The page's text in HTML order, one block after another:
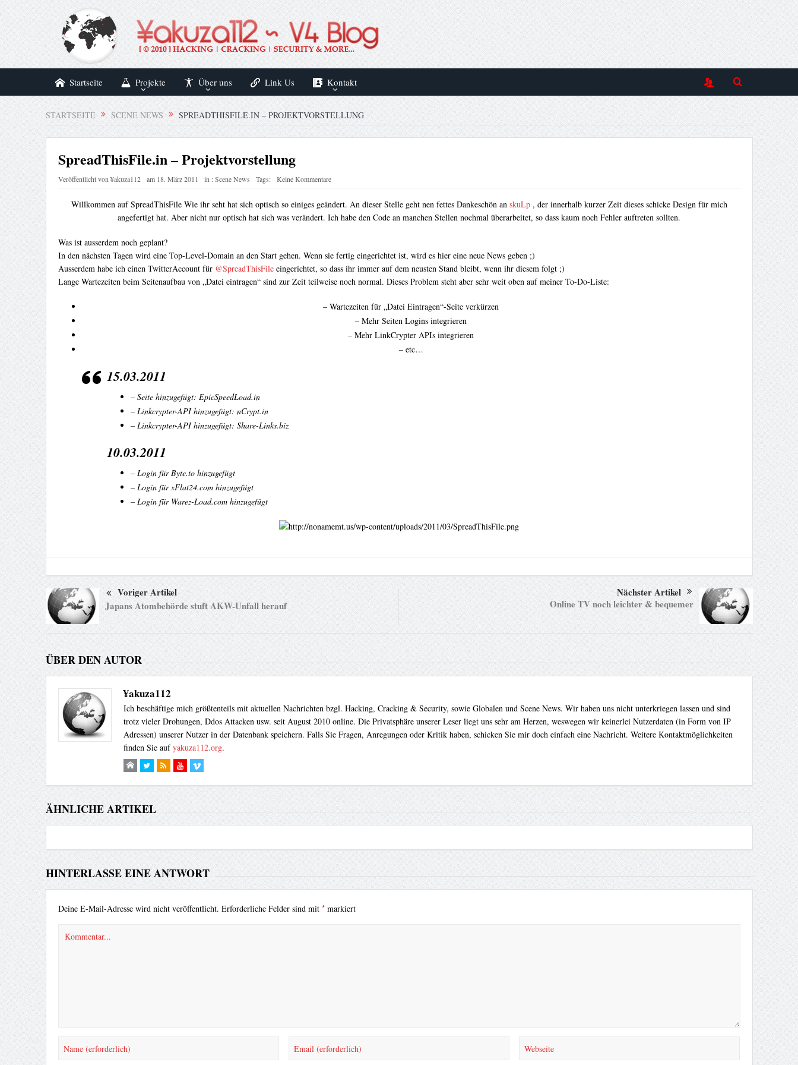
Startseite Projekte Über uns Link Us Kontakt
STARTSEITE SCENE NEWS SPREADTHISFILE.IN – PROJEKTVORSTELLUNG
SpreadThisFile.in – Projektvorstellung
Veröffentlicht von¥akuza112 am 18. März 2011 in :Scene News Tags: Keine Kommentare
Willkommen auf SpreadThisFile Wie ihr seht hat sich optisch so einiges geändert. An dieser Stelle geht nen fettes Dankeschön an skuLp , der innerhalb kurzer Zeit dieses schicke Design für mich
angefertigt hat. Aber nicht nur optisch hat sich was verändert. Ich habe den Code an manchen Stellen nochmal überarbeitet, so dass kaum noch Fehler auftreten sollten.
Was ist ausserdem noch geplant?
In den nächsten Tagen wird eine Top-Level-Domain an den Start gehen. Wenn sie fertig eingerichtet ist, wird es hier eine neue News geben ;)
Ausserdem habe ich einen TwitterAccount für @SpreadThisFileeingerichtet, so dass ihr immer auf dem neusten Stand bleibt, wenn ihr diesem folgt ;)
Lange Wartezeiten beim Seitenaufbau von „Datei eintragen“ sind zur Zeit teilweise noch normal. Dieses Problem steht aber sehr weit oben auf meiner To-Do-Liste:
– Wartezeiten für „Datei Eintragen“-Seite verkürzen
– Mehr Seiten Logins integrieren
– Mehr LinkCrypter APIs integrieren
– etc…
15.03.2011
– Seite hinzugefügt: EpicSpeedLoad.in
– Linkcrypter-API hinzugefügt: nCrypt.in
– Linkcrypter-API hinzugefügt: Share-Links.biz
10.03.2011
– Login für Byte.to hinzugefügt
– Login für xFlat24.com hinzugefügt
– Login für Warez-Load.com hinzugefügt
Voriger Artikel
Japans Atombehörde stuft AKW-Unfall herauf
Nächster Artikel
Online TV noch leichter & bequemer
ÜBER DEN AUTOR
¥akuza112
Ich beschäftige mich größtenteils mit aktuellen Nachrichten bzgl. Hacking, Cracking & Security, sowie Globalen und Scene News. Wir haben uns nicht unterkriegen lassen und sind
trotz vieler Drohungen, Ddos Attacken usw. seit August 2010 online. Die Privatsphäre unserer Leser liegt uns sehr am Herzen, weswegen wir keinerlei Nutzerdaten (in Form von IP
Adressen) unserer Nutzer in der Datenbank speichern. Falls Sie Fragen, Anregungen oder Kritik haben, schicken Sie mir doch einfach eine Nachricht. Weitere Kontaktmöglichkeiten
finden Sie aufyakuza112.org.
ÄHNLICHE ARTIKEL
HINTERLASSE EINE ANTWORT
Deine E-Mail-Adresse wird nicht veröffentlicht. Erforderliche Felder sind mit *markiert